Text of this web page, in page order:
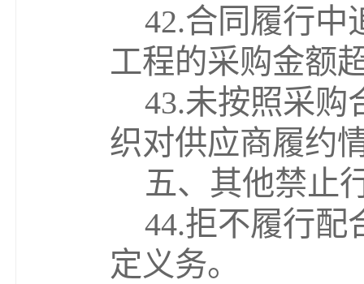
42.合同履行中
工程的采购金额
43.未按照采购
织对供应商履约
五、其他禁止
44.拒不履行配
定义务。